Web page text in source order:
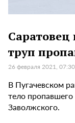
труп
26 февраля 2021, 07:30
В Пугачевском
тело пропавшего
Заволжского.